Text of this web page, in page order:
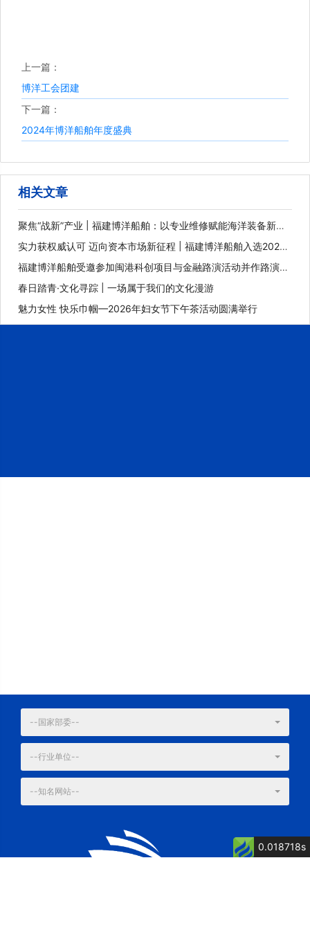
上一篇：
博洋工会团建
下一篇：
2024年博洋船舶年度盛典
相关文章
聚焦“战新”产业 | 福建博洋船舶：以专业维修赋能海洋装备新未
实力获权威认可 迈向资本市场新征程 | 福建博洋船舶入选2025
福建博洋船舶受邀参加闽港科创项目与金融路演活动并作路演推
春日踏青·文化寻踪 | 一场属于我们的文化漫游
魅力女性 快乐巾帼—2026年妇女节下午茶活动圆满举行
--国家部委--
--行业单位--
--知名网站--
0.018718s